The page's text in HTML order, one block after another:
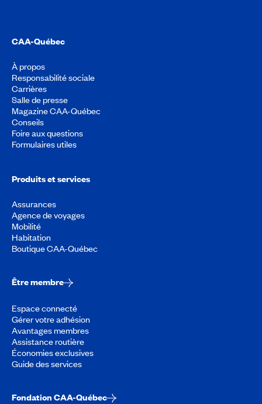
CAA-Québec
À propos
Responsabilité sociale
Carrières
Salle de presse
Magazine CAA-Québec
Conseils
Foire aux questions
Formulaires utiles
Produits et services
Assurances
Agence de voyages
Mobilité
Habitation
Boutique CAA-Québec
Être membre
Espace connecté
Gérer votre adhésion
Avantages membres
Assistance routière
Économies exclusives
Guide des services
Fondation CAA-Québec